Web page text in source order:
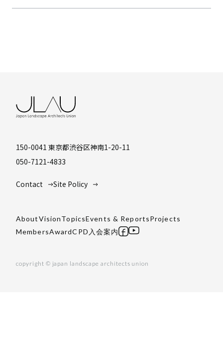
150-0041 東京都渋谷区神南1-20-11
050-7121-4833
Contact Site Policy
AboutVisionTopicsEvents & ReportsProjects
MembersAwardCPD 入会案内
copyright © japan landscape architects union